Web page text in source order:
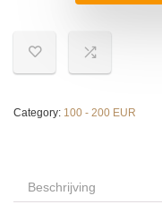
Category: 100 - 200 EUR
Beschrijving